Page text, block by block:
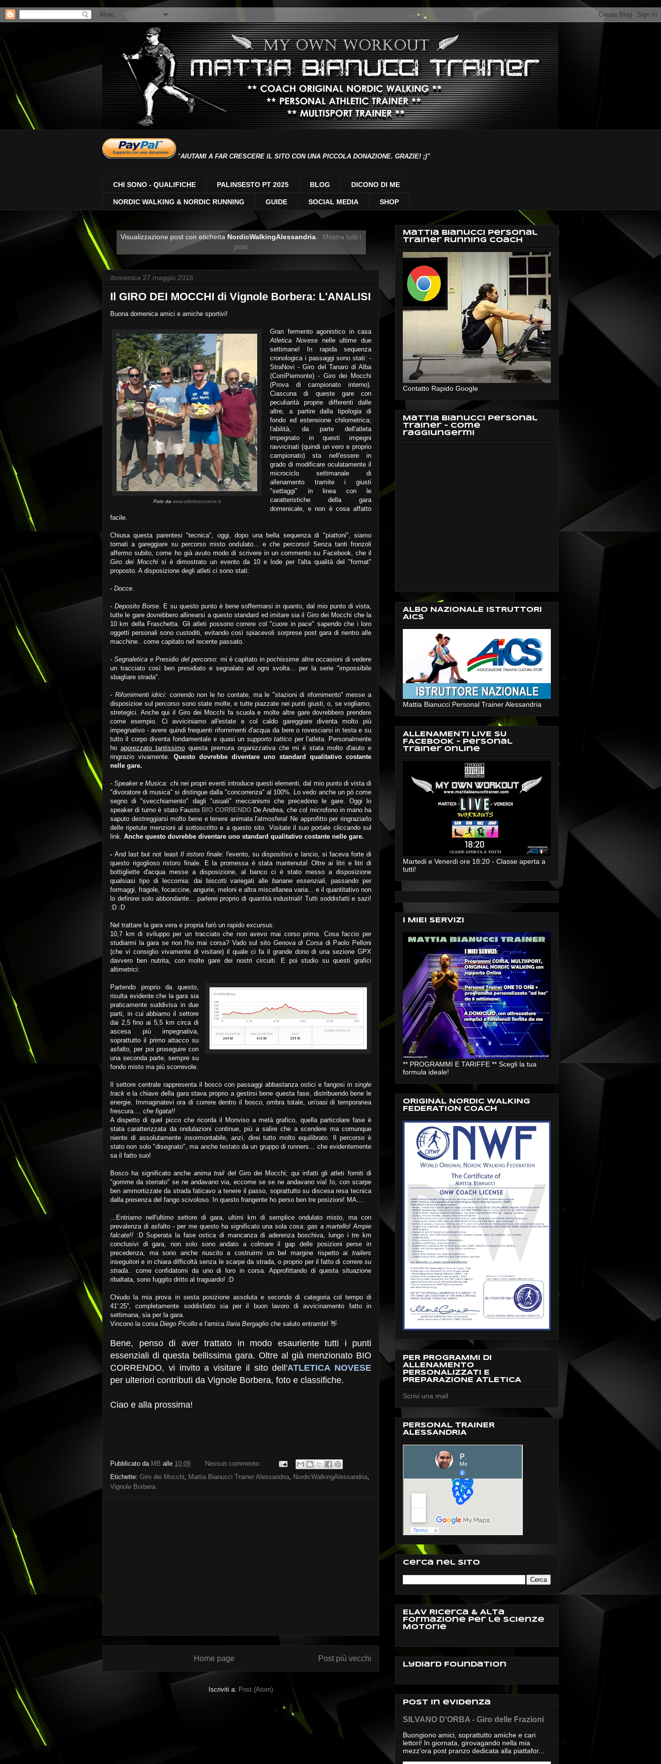
"AIUTAMI A FAR CRESCERE IL SITO CON UNA PICCOLA DONAZIONE. GRAZIE! ;)"
CHI SONO - QUALIFICHE PALINSESTO PT 2025 BLOG DICONO DI ME
NORDIC WALKING & NORDIC RUNNING GUIDE SOCIAL MEDIA SHOP
Visualizzazione post con etichetta NordicWalkingAlessandria.
Mostra tutti i
post
domenica 27 maggio 2018
Il GIRO DEI MOCCHI di Vignole Borbera: L'ANALISI
Buona domenica amici e amiche sportivi!
Foto da www.atleticanovese.it
Gran fermento agonistico in casa
Atletica Novesenelle ultime due
settimane! In rapida sequenza
cronologica i passaggi sono stati: -
StraNovi - Giro del Tanaro di Alba
(CorriPiemonte) - Giro dei Mocchi
(Prova di campionato interno).
Ciascuna di queste gare con
peculiarità proprie differenti dalle
altre, a partire dalla tipologia di
fondo ed estensione chilometrica;
l'abilità, da parte dell'atleta
impegnato in questi impegni
ravvicinati (quindi un vero e proprio
campionato) sta nell'essere in
grado di modificare oculatamente il
microciclo settimanale di
allenamento tramite i giusti
"settaggi" in linea con le
caratteristiche della gara
domenicale, e non è cosa affatto
facile.
Chiusa questa parentesi "tecnica", oggi, dopo una bella sequenza di "piattoni", siamo
tornati a gareggiare su percorso misto ondulato... e che percorso! Senza tanti fronzoli
affermo subito, come ho già avuto modo di scrivere in un commento su Facebook, che il
Giro dei Mocchi si è dimostrato un evento da 10 e lode per l'alta qualità del "format"
proposto. A disposizione degli atleti ci sono stati:
- Docce
- Deposito Borse. E su questo punto è bene soffermarsi in quanto, dal mio punto di vista,
tutte le gare dovrebbero allinearsi a questo standard ed imitare sia il Giro dei Mocchi che la
10 km della Fraschetta. Gli atleti possono correre col "cuore in pace" sapendo che i loro
oggetti personali sono custoditi, evitando così spiacevoli sorprese post gara di rientro alle
macchine.. come capitato nel recente passato.
-Segnaletica e Presidio del percorso: mi è capitato in pochissime altre occasioni di vedere
un tracciato così ben presidiato e segnalato ad ogni svolta... per la serie "impossibile
sbagliare strada".
- Rifornimenti idrici: correndo non le ho contate, ma le "stazioni di rifornimento" messe a
disposizioe sul percorso sono state molte, e tutte piazzate nei punti giusti, o, se vogliamo,
stretegici. Anche qui il Giro dei Mocchi fa scuola e molte altre gare dovrebbero prendere
come esempio. Ci avviciniamo all'estate e col caldo gareggiare diventa molto più
impegnativo - avere quindi frequenti rifornimenti d'acqua da bere o rovesciarsi in testa e su
tutto il corpo diventa fondamentale e quasi un supporto tattico per l'atleta. Personalmente
ho apprezzato tantissimoquesta premura organizzativa che mi è stata molto d'aiuto e
ringrazio vivamente. Questo dovrebbe diventare uno standard qualitativo costante
nelle gare.
- Speaker e Musica: chi nei propri eventi introduce questi elementi, dal mio punto di vista di
"divoratore di musica" si distingue dalla "concorrenza" al 100%. Lo vedo anche un pò come
segno di "svecchiamento" dagli "usuali" meccanismi che precedono le gare. Oggi lo
speaker di turno è stato Fausto BIO CORRENDODe Andrea, che col microfono in mano ha
saputo destreggiarsi molto bene e tenere animata l'atmosfera! Ne approfitto per ringraziarlo
delle ripetute menzioni al sottoscritto e a questo sito. Visitate il suo portale cliccando sul
link. Anche questo dovrebbe diventare uno standard qualitativo costante nelle gare.
-And last but not least Il ristoro finale:l'evento, su dispositivo e lancio, si faceva forte di
questo rigoglioso ristoro finale. E la promessa è stata mantenuta! Oltre ai litri e litri di
bottigliette d'acqua messe a disposizione, al banco ci è stato messo a disposizione
qualsiasi tipo di leccornia: dai biscotti variegati allebanane essenziali , passando per
formaggi, fragole, focaccine, angurie, meloni e altra miscellanea varia... e il quantitativo non
lo definirei solo abbondante... parlerei proprio di quantità industriali! Tutti soddisfatti e sazi!
:D :D
Nel trattare la gara vera e propria farò un rapido excursus:
10,7 km di sviluppo per un tracciato che non avevo mai corso prima. Cosa faccio per
studiarmi la gara se non l'ho mai corsa? Vado sul sito Genova di Corsadi Paolo Pelloni
(che vi consiglio vivamente di visitare) il quale ci fa il grande dono di una sezione GPX
davvero ben nutrita, con molte gare dei nostri circuiti. E poi studio su questi grafici
altimetrici:
Partendo proprio da questo,
risulta evidente che la gara sia
praticamente suddivisa in due
parti, in cui abbiamo il settore
dai 2,5 fino ai 5,5 km circa di
ascesa più impegnativa,
soprattutto il primo attacco su
asfalto, per poi proseguire con
una seconda parte, sempre su
fondo misto ma più scorrevole.
Il settore centrale rappresenta il bosco con passaggi abbastanza ostici e fangosi in single
track e la chiave della gara stava proprio a gestirsi bene questa fase, distribuendo bene le
energie. Immaginatevi ora di correre dentro il bosco, ombra totale, un'oasi di temporanea
frescura.... che figata!!
A dispetto di quel picco che ricorda il Monviso a metà grafico, quella particolare fase è
stata caratterizzata da ondulazioni continue, più a salire che a scendere ma comunque
niente di assolutamente insormontabile, anzi, direi tutto molto equilibrato. Il percorso è
stato non solo "disegnato", ma anche testato da un gruppo di runners... che evidentemente
sa il fatto suo!
Bosco ha significato ancheanima trail del Giro dei Mocchi; qui infatti gli atleti forniti di
"gomme da sterrato" se ne andavano via, eccome se se ne andavano via! Io, con scarpe
ben ammortizzate da strada faticavo a tenere il passo, soprattutto su discesa resa tecnica
dalla presenza del fango scivoloso. In questo frangente ho perso ben tre posizioni! MA....
...Entriamo nell'ultimo settore di gara, ultimi km di semplice ondulato misto, ma con
prevalenza di asfalto - per me questo ha significato una sola cosa: gas a martello! Ampie
falcate!! :D Superata la fase ostica di mancanza di aderenza boschiva, lungo i tre km
conclusivi di gara, non solo sono andato a colmare il gap delle posizioni perse in
precedenza, ma sono anche riuscito a costruirmi un bel margine rispetto ai trailers
inseguitori e in chiara difficoltà senza le scarpe da strada, o proprio per il fatto di correre su
strada .. come confidatomi da uno di loro in corsa. Approfittando di questa situazione
ribaltata, sono fuggito dritto al traguardo! :D
Chiudo la mia prova in sesta posizione assoluta e secondo di categoria col tempo di
41':25'', completamente soddisfatto sia per il buon lavoro di avvicinamento fatto in
settimana, sia per la gara.
Vincono la corsa Diego Picollo e l'amica Ilaria Bergaglio che saluto entrambi! 👋
Bene, penso di aver trattato in modo esauriente tutti i punti
essenziali di questa bellissima gara. Oltre al già menzionato BIO
CORRENDO, vi invito a visitare il sito dell'ATLETICA NOVESE
per ulteriori contributi da Vignole Borbera, foto e classifiche.
Ciao e alla prossima!
Pubblicato da MB alle 10:09
Nessun commento:
Etichette: Giro dei Mocchi Mattia Bianucci Trainer Alessandria NordicWalkingAlessandria
Vignole Borbera
Post più vecchi
Home page
Iscriviti a: Post (Atom)
Mattia Bianucci Personal
Trainer Running Coach
Contatto Rapido Google
Mattia Bianucci Personal
Trainer - Come
raggiungermi
ALBO NAZIONALE ISTRUTTORI
AICS
Mattia Bianucci Personal Trainer Alessandria
ALLENAMENTI LIVE SU
FACEBOOK - Personal
Trainer Online
Martedi e Venerdi ore 18:20 - Classe aperta a
tutti!
I MIEI SERVIZI
** PROGRAMMI E TARIFFE ** Scegli la tua
formula ideale!
ORIGINAL NORDIC WALKING
FEDERATION COACH
PER PROGRAMMI DI
ALLENAMENTO
PERSONALIZZATI E
PREPARAZIONE ATLETICA
Scrivi una mail
PERSONAL TRAINER
ALESSANDRIA
Cerca nel sito
ELAV Ricerca & Alta
Formazione per le Scienze
Motorie
Lydiard Foundation
Post in evidenza
SILVANO D'ORBA - Giro delle Frazioni
Buongiono amici, soprattutto amiche e cari
lettori! In giornata, girovagando nella mia
mezz'ora post pranzo dedicata alla piattafor...